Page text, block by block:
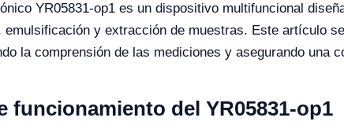
YR05831-op1 es un dispositivo multifuncional
emulsificación y extracción de muestras. Este artículo
la comprensión de las mediciones y asegurando una
funcionamiento del YR05831-op1